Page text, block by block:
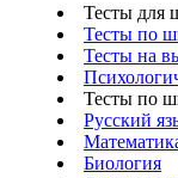
Тесты для
Тесты по
Тесты на
Тесты по
Русский
Биология